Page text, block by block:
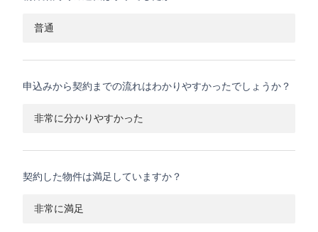
普通
申込みから契約までの流れはわかりやすかったでしょうか？
非常に分かりやすかった
契約した物件は満足していますか？
非常に満足